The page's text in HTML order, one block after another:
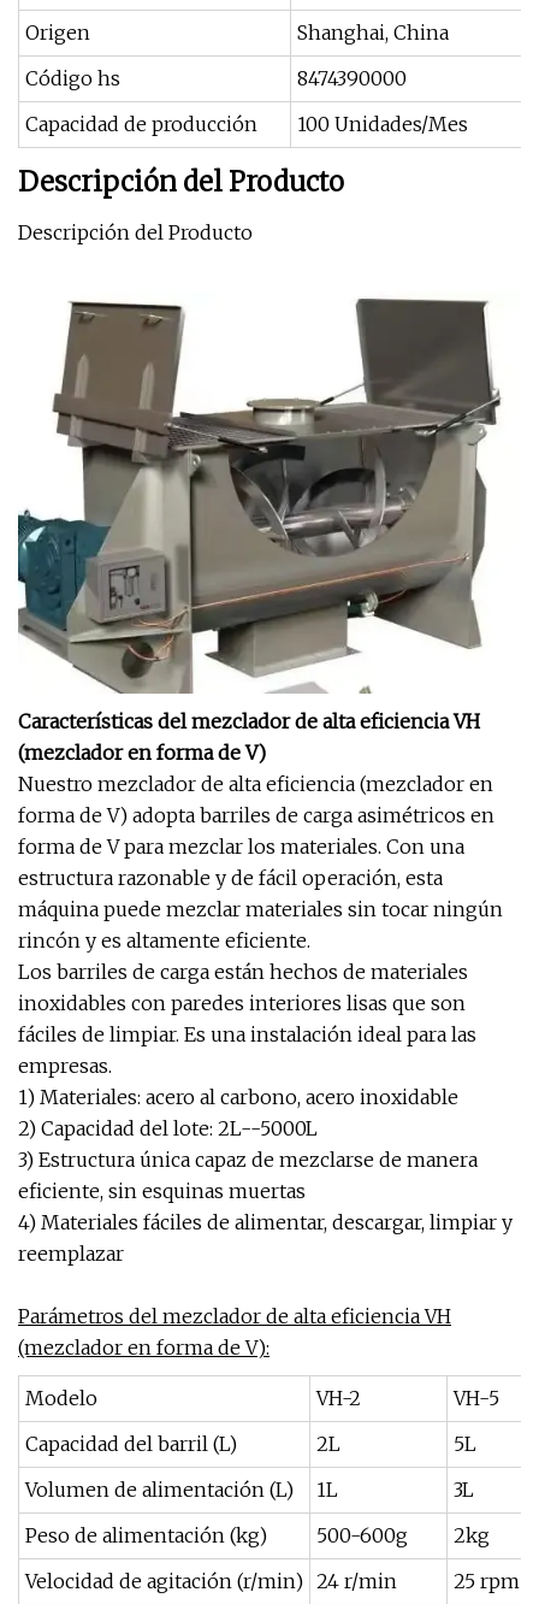
Origen
Shanghai, China
Código hs
8474390000
Capacidad de producción
100 Unidades/Mes
Descripción del Producto
Descripción del Producto
Características del mezclador de alta eficiencia VH
(mezclador en forma de V)
Nuestro mezclador de alta eficiencia (mezclador en
forma de V) adopta barriles de carga asimétricos en
forma de V para mezclar los materiales. Con una
estructura razonable y de fácil operación, esta
máquina puede mezclar materiales sin tocar ningún
rincón y es altamente eficiente.
Los barriles de carga están hechos de materiales
inoxidables con paredes interiores lisas que son
fáciles de limpiar. Es una instalación ideal para las
empresas.
1) Materiales: acero al carbono, acero inoxidable
2) Capacidad del lote: 2L--5000L
3) Estructura única capaz de mezclarse de manera
eficiente, sin esquinas muertas
4) Materiales fáciles de alimentar, descargar, limpiar y
reemplazar
Parámetros del mezclador de alta eficiencia VH
(mezclador en forma de V):
Modelo VH-2
VH-5
Capacidad del barril (L)
2L
5L
Volumen de alimentación (L)
1L
3L
Peso de alimentación (kg)
500-600g
2kg
Velocidad de agitación (r/min) 24 r/min
25 rpm